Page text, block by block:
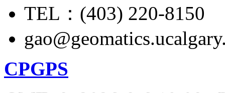
TEL：(403) 220-8150
CPGPS